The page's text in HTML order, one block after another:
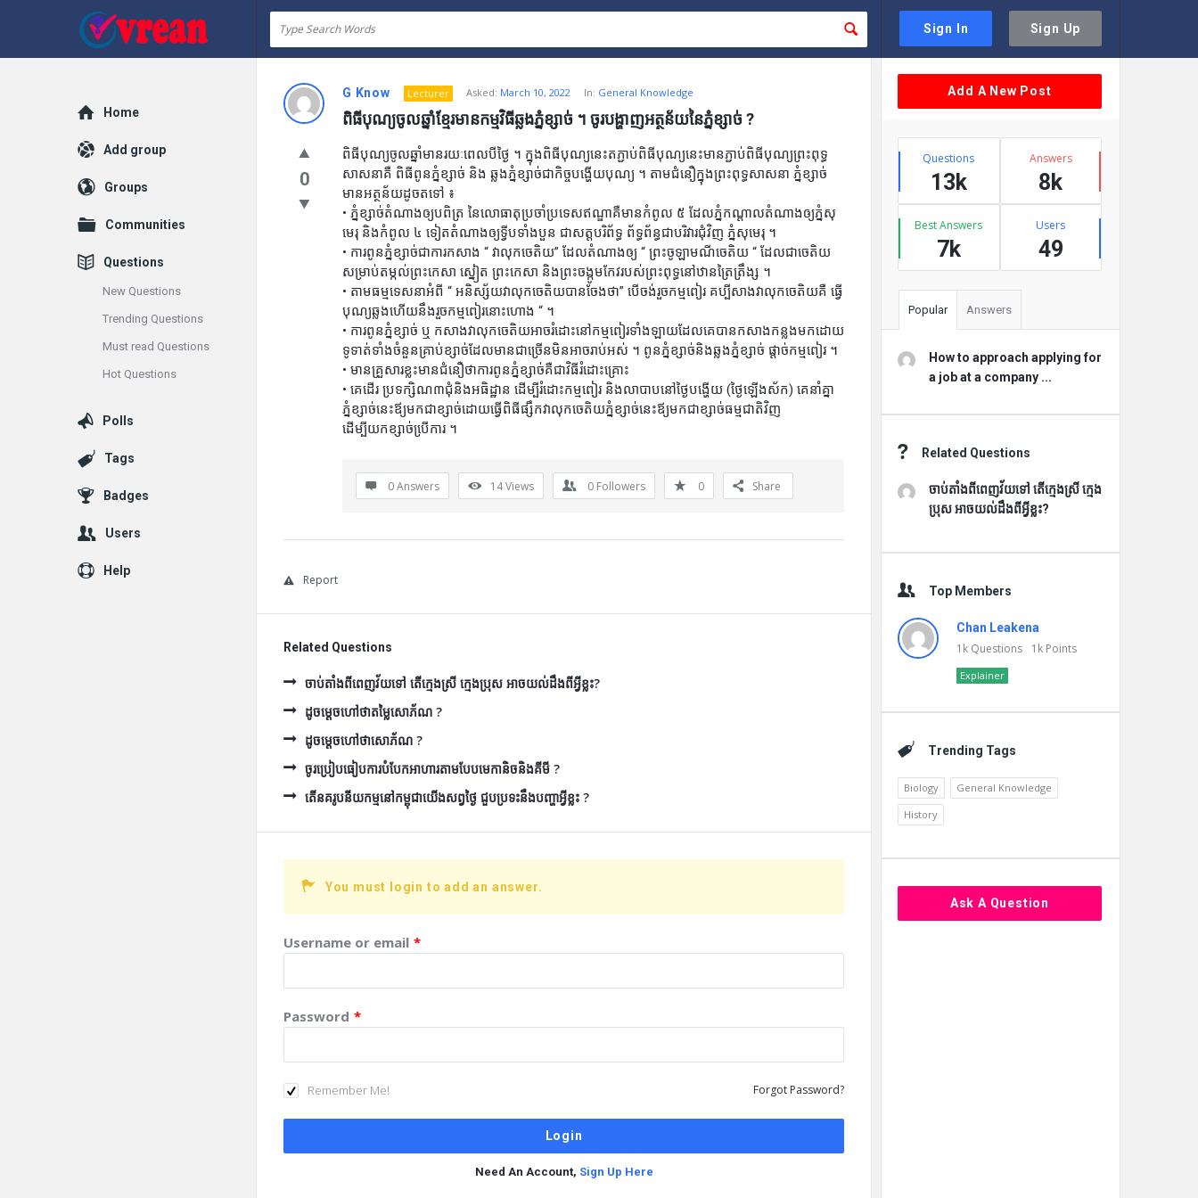
Sign In Sign Up
vrean.com
G Know Lecturer Asked: March 10, 2022 In: General Knowledge
ពិធីបុណ្យចូលឆ្នាំខ្មែរមានកម្មវិធីឆ្លងភ្នំខ្សាច់ ។ ចូរបង្ហាញអត្ថន័យនៃភ្នំខ្សាច់ ?
0
ពិធីបុណ្យចូលឆ្នាំមានរយៈពេលបីថ្ងៃ ។ ក្នុងពិធីបុណ្យនេះតភ្ជាប់ពិធីបុណ្យនេះមានភ្ជាប់ពិធីបុណ្យព្រះពុទ្ធ
សាសនាគឺ ពិធីពូនភ្នំខ្សាច់ និង ឆ្លងភ្នំខ្សាច់ជាកិច្ចបង្ហើយបុណ្យ ។ តាមជំនឿក្នុងព្រះពុទ្ធសាសនា ភ្នំខ្សាច់
មានអត្ថន័យដូចតទៅ ៖
• ភ្នំខ្សាច់តំណាងឲ្យបពិត្រ នៃលោធាតុប្រចាំប្រទេសឥណ្ឌាគឺមានកំពូល ៥ ដែលភ្នំកណ្ដាលតំណាងឲ្យភ្នំសុ
មេរុ និងកំពូល ៤ ទៀតតំណាងឲ្យទ្វីបទាំងបួន ជាសត្តបរិព័ទ្ធ ព័ទ្ធព័ន្ធជាបរិវារជុំវិញ ភ្នំសុមេរុ ។
• ការពូនភ្នំខ្សាច់ជាការកសាង “ វាលុកចេតិយ” ដែលតំណាងឲ្យ “ ព្រះចូឡាមណីចេតិយ “ ដែលជាចេតិយ
សម្រាប់តម្កល់ព្រះកេសា ស្នៀត ព្រះកេសា និងព្រះចង្កូមកែវរបស់ព្រះពុទ្ធនៅឋានត្រៃត្រឹង្ស ។
• តាមធម្មទេសនាអំពី “ អនិស្ស័យវាលុកចេតិយបានចែងថា” បើចង់រួចកម្មពៀរ គប្បីសាងវាលុកចេតិយគឺ ធ្វើ
បុណ្យឆ្លងហើយនឹងរួចកម្មពៀរនោះហោង “ ។
• ការពូនភ្នំខ្សាច់ ឬ កសាងវាលុកចេតិយអាចរំដោះនៅកម្មពៀរទាំងឡាយដែលគេបានកសាងកន្លងមកដោយ
ទូទាត់ទាំងចំនួនគ្រាប់ខ្សាច់ដែលមានជាច្រើនមិនអាចរាប់អស់ ។ ពូនភ្នំខ្សាច់និងឆ្លងភ្នំខ្សាច់ ផ្ដាច់កម្មពៀរ ។
• មានគ្រួសារខ្លះមានជំនឿថាការពូនភ្នំខ្សាច់គឺជាវិធីរំដោះគ្រោះ
• គេដើរ ប្រទក្សិណ៣ជុំនិងអធិដ្ឋាន ដើម្បីរំដោះកម្មពៀរ និងលាបាបនៅថ្ងៃបង្ហើយ (ថ្ងៃឡើងស័ក) គេនាំគ្នា
ភ្នំខ្សាច់នេះឪ្យមកជាខ្សាច់ដោយធ្វើពិធីផ្សឹកវាលុកចេតិយភ្នំខ្សាច់នេះឪ្យមកជាខ្សាច់ធម្មជាតិវិញ
ដើម្បីយកខ្សាច់បើ្រការ ។
0 Answers 14Views 0 Followers 0 Share
Report
Related Questions
ចាប់តាំងពីពេញវ័យទៅ តើក្មេងស្រី ក្មេងប្រុស អាចយល់ដឹងពីអ្វីខ្លះ?
ដូចម្ដេចហៅថាតម្លៃសោភ័ណ ?
ដូចម្ដេចហៅថាសោភ័ណ ?
ចូរប្រៀបធៀបការបំបែកអាហារតាមបែបមេកានិចនិងគីមី ?
តើនគរូបនីយកម្មនៅកម្ពុជាយើងសព្វថ្ងៃ ជួបប្រទះនឹងបញ្ហាអ្វីខ្លះ ?
You must login to add an answer.
Username or email *
Password *
Remember Me! Forgot Password?
Need An Account, Sign Up Here
Sidebar
Add A New Post
Stats
Questions
13k
Answers
8k
Best Answers
7k
Users
49
Popular Answers
How to approach applying for
a job at a company ...
Related Questions
ចាប់តាំងពីពេញវ័យទៅ តើក្មេងស្រី ក្មេង
ប្រុស អាចយល់ដឹងពីអ្វីខ្លះ?
Top Members
Chan Leakena
1k Questions 1k Points
Explainer
Trending Tags
Biology
General Knowledge
History
Ask A Question
Explore
Home
Add group
Groups
Communities
Questions
New Questions
Trending Questions
Must read Questions
Hot Questions
Polls
Tags
Badges
Users
Help